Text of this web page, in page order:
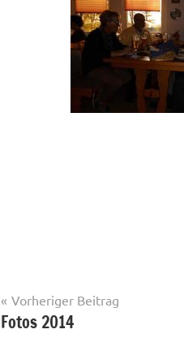
Fotos
Beitragsnavigation
Vorheriger Beitrag
Fotos 2014